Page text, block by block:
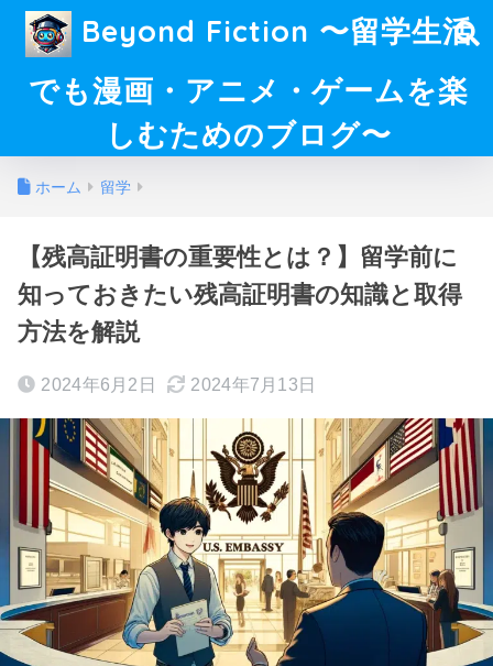
Beyond Fiction 〜留学生活
でも漫画・アニメ・ゲームを楽
しむためのブログ〜
ホーム 留学
【残高証明書の重要性とは？】留学前に
知っておきたい残高証明書の知識と取得
方法を解説
2024年6月2日 2024年7月13日